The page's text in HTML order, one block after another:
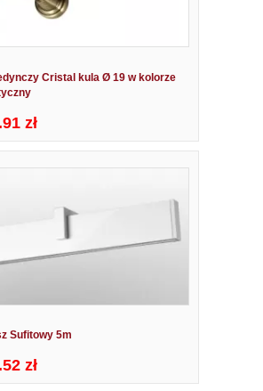
Cristal kula Ø 19 w kolorze
zł
Sufitowy 5m
zł